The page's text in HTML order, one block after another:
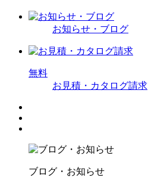
お知らせ・ブログ
無料
お見積・カタログ請求
ブログ・お知らせ